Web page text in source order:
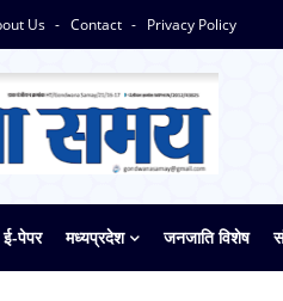
Us Contact Privacy Policy
ई-पेपर मध्यप्रदेश जनजाति विशेष